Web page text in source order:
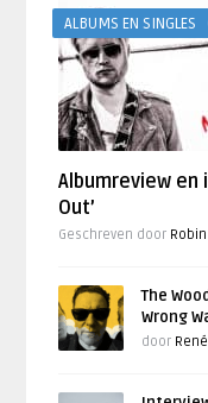
ALBUMS EN SINGLES
Albumreview en
Out’
Geschreven door
The
Wrong
door